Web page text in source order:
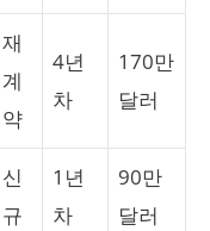
재
계
약
4년
차
170만
달러
신
규
1년
차
90만
달러